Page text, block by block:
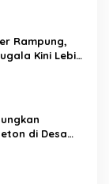
Rampung,
Kini Lebih
di Desa